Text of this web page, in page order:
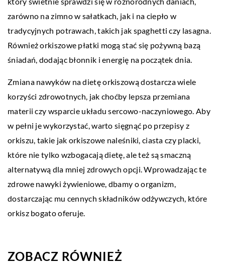
zarówno na zimno w sałatkach, jak i na ciepło w
tradycyjnych potrawach, takich jak spaghetti czy lasagna.
Również orkiszowe płatki mogą stać się pożywną bazą
śniadań, dodając błonnik i energię na początek dnia.
Zmiana nawyków na dietę orkiszową dostarcza wiele
korzyści zdrowotnych, jak choćby lepsza przemiana
materii czy wsparcie układu sercowo-naczyniowego. Aby
w pełni je wykorzystać, warto sięgnąć po przepisy z
orkiszu, takie jak orkiszowe naleśniki, ciasta czy placki,
które nie tylko wzbogacają dietę, ale też są smaczną
alternatywą dla mniej zdrowych opcji. Wprowadzając te
zdrowe nawyki żywieniowe, dbamy o organizm,
dostarczając mu cennych składników odżywczych, które
orkisz bogato oferuje.
ZOBACZ RÓWNIEŻ